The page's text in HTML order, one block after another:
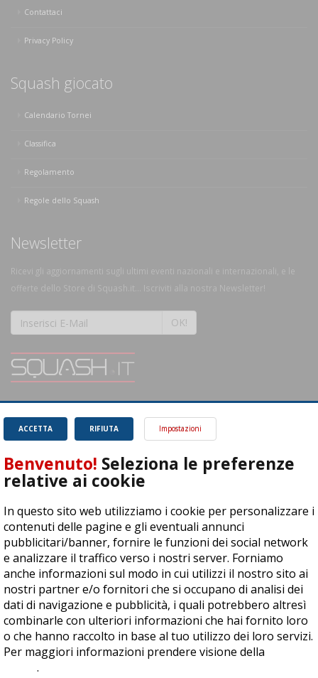
Contattaci
Privacy Policy
Squash giocato
Calendario Tornei
Classifica
Regolamento
Regole dello Squash
Newsletter
Ricevi gli aggiornamenti sugli ultimi eventi nazionali e internazionali, e le
offerte dello Store di Squash.it... Iscriviti alla nostra Newsletter!
OK!
magnifico sport.
Leggi
RIFIUTA
ACCETTA Impostazioni
Benvenuto! Seleziona le preferenze
relative ai cookie
In questo sito web utilizziamo i cookie per personalizzare i
contenuti delle pagine e gli eventuali annunci
pubblicitari/banner, fornire le funzioni dei social network
e analizzare il traffico verso i nostri server. Forniamo
anche informazioni sul modo in cui utilizzi il nostro sito ai
nostri partner e/o fornitori che si occupano di analisi dei
dati di navigazione e pubblicità, i quali potrebbero altresì
combinarle con ulteriori informazioni che hai fornito loro
o che hanno raccolto in base al tuo utilizzo dei loro servizi.
Per maggiori informazioni prendere visione della
.
ASD Let's Sport - Via T. Olivelli 3, 25014 Castenedolo (BS) - P. Iva:
04278030988
© Copyright 2015 | All Rights Reserved - Powered byDynDevice
Privacy Policy Cookie Policy Accessibilità Sitemap